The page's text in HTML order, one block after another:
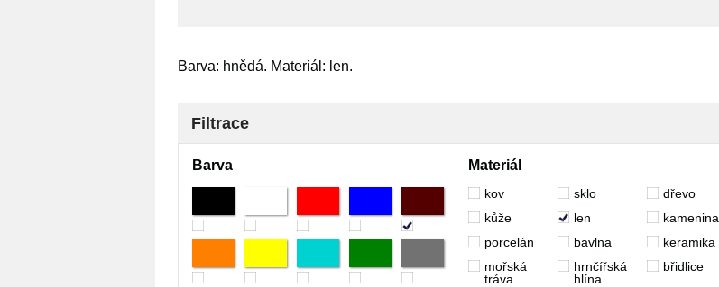
Barva: hnědá. Materiál: len.
Filtrace
Barva Materiál
kov sklo
dřevo
kůže
len
kamenina
porcelán
bavlna
keramika
mořská
tráva
hrnčířská
hlína
břidlice